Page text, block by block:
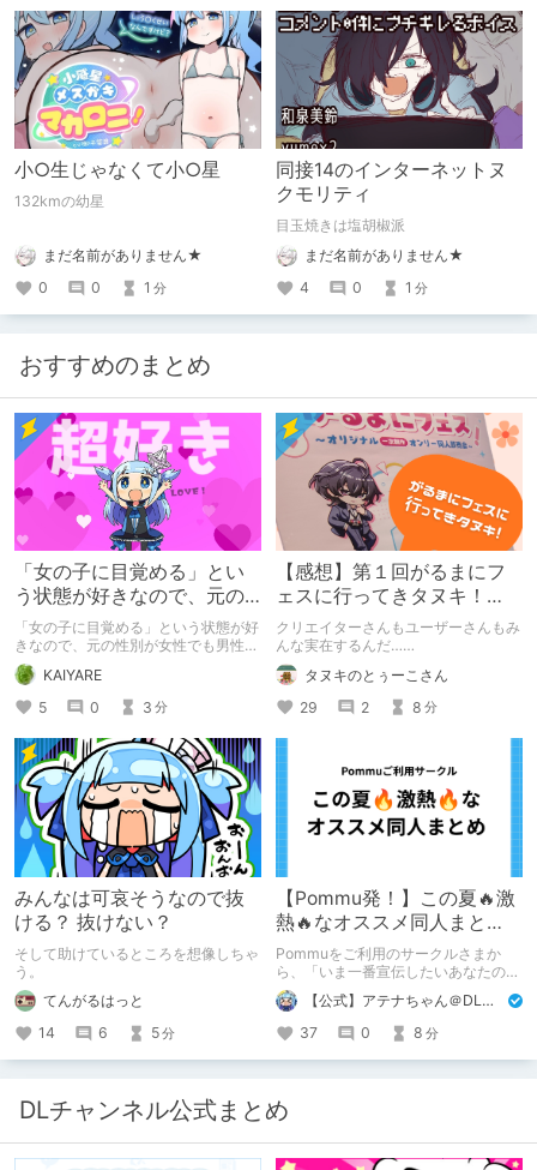
小○生じゃなくて小○星
132kmの幼星
まだ名前がありません★
0
0 1 分
同接14のインターネットヌ
クモリティ
目玉焼きは塩胡椒派
まだ名前がありません★
4
0 1 分
おすすめのまとめ
「女の子に目覚める」とい
う状態が好きなので、元の
性別が女性でも男性でも問
題ない話
「女の子に目覚める」という状態が好
きなので、元の性別が女性でも男性で
も問題ない話
KAIYARE
5
0 3 分
【感想】第１回がるまにフ
ェスに行ってきタヌキ！
【レポ】
クリエイターさんもユーザーさんもみ
んな実在するんだ……
タヌキのとぅーこさん
29
2 8 分
みんなは可哀そうなので抜
ける？ 抜けない？
そして助けているところを想像しちゃ
う。
てんがるはっと
14
6 5分
【Pommu発！】この夏🔥激
熱🔥なオススメ同人まと
め！ その1
Pommuをご利用のサークルさまか
ら、「いま一番宣伝したいあなたの
DLsite作品」を募りました！ この夏
🔥激熱🔥な作品ばかり！あなたがまだ
出会っていない、運命の作品が見つか
るかも！
【公式】アテナちゃん＠DLチャンネル
37
0 8 分
DLチャンネル公式まとめ